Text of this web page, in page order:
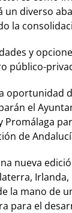
un diverso
la
y
público-
oportunidad
el
Promálaga
de
nueva
Irlanda,
la mano de
para el